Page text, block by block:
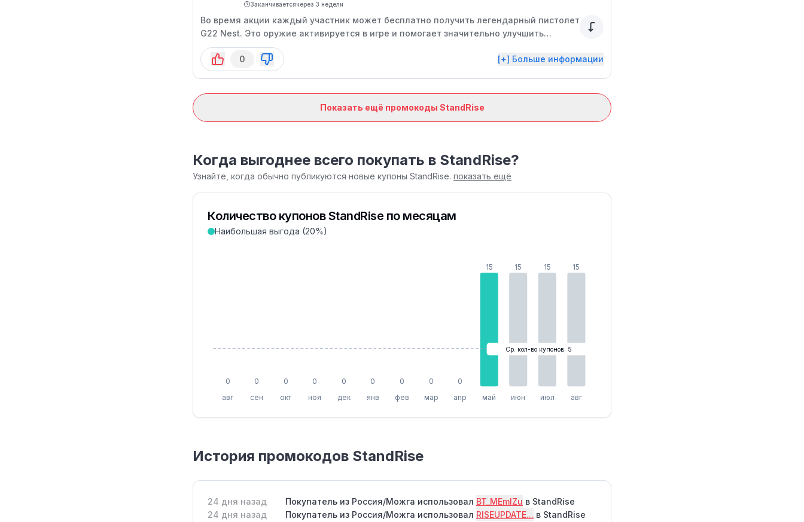
Заканчиваетсячерез 3 недели
Во время акции каждый участник может бесплатно получить легендарный пистолет
G22 Nest. Это оружие активируется в игре и помогает значительно улучшить
тактические возможности в боевых матчах, без необходимости траты золота или
реальных денег. Предложение действует ограниченное время.
0 [+] Больше информации
Показать ещё промокоды StandRise
Когда выгоднее всего покупать в StandRise?
Узнайте, когда обычно публикуются новые купоны StandRise. показать ещё
Количество купонов StandRise по месяцам
Наибольшая выгода (20%)
0
авг
0
сен
0
окт
0
ноя
0
дек
0
янв
0
фев
0
мар
0
апр
15
май
15
июн
15
июл
15
авг
Ср. кол-во купонов: 5
История промокодов StandRise
24 дня назад Покупатель из Россия/Можга использовал BT_MEmIZu в StandRise
24 дня назад
Покупатель из Россия/Можга использовал RISEUPDATE... в StandRise